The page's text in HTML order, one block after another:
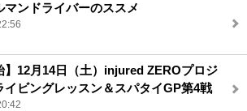
マンドライバーのススメ
】12月14日（土）injured ZEROプロジ
イビングレッスン＆スパタイGP第4戦